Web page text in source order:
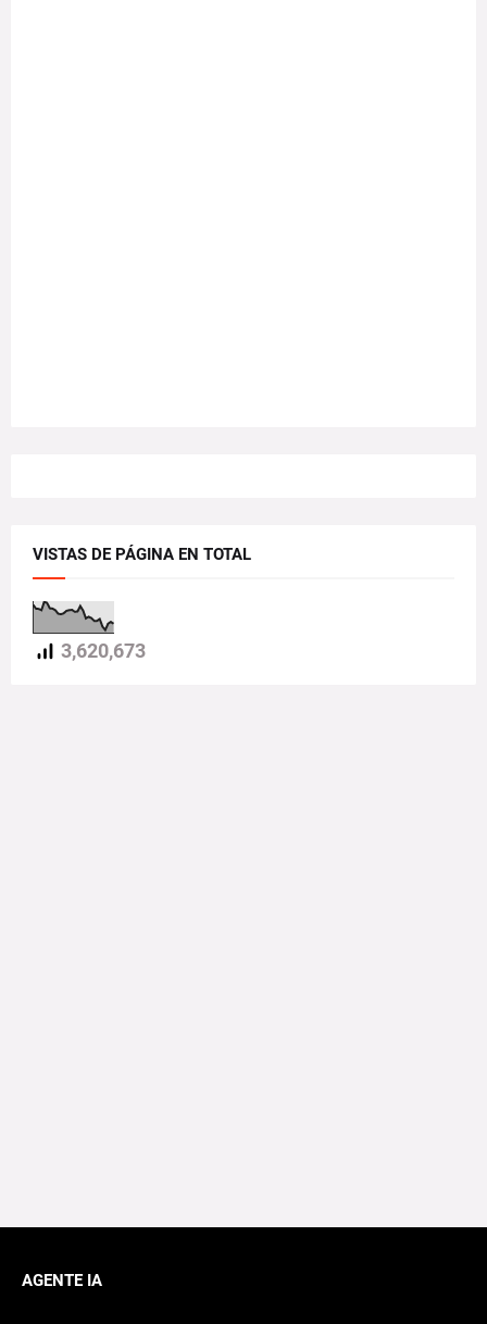
VISTAS DE PÁGINA EN TOTAL
3,620,673
AGENTE IA